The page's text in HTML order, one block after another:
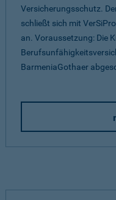
Versicherungsschutz.
schließt sich mit
an. Voraussetzung: Die
BarmeniaGothaer